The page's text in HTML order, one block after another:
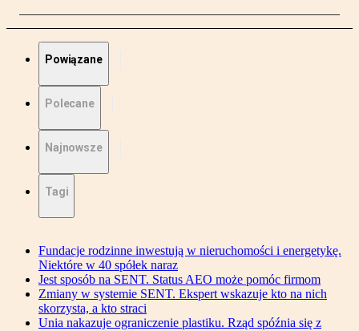
Powiązane
Polecane
Najnowsze
Tagi
Fundacje rodzinne inwestują w nieruchomości i energetykę.
Niektóre w 40 spółek naraz
Jest sposób na SENT. Status AEO może pomóc firmom
Zmiany w systemie SENT. Ekspert wskazuje kto na nich
skorzysta, a kto straci
Unia nakazuje ograniczenie plastiku. Rząd spóźnia się z